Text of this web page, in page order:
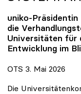
uniko-
die
Universitäten für
Entwicklung im
OTS 3. Mai 2026
Die